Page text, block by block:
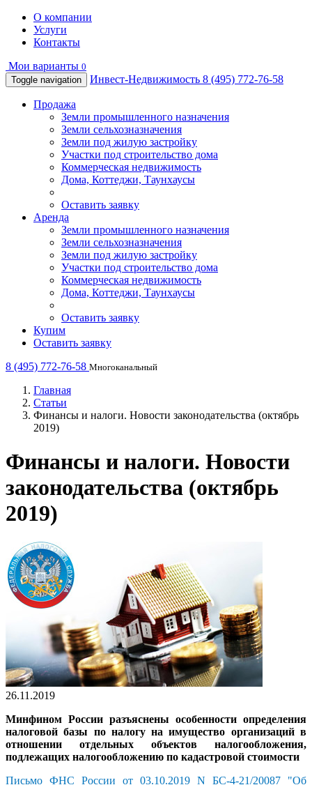
О компании
Услуги
Контакты
Мои варианты 0
Toggle navigation
Инвест-Недвижимость 8 (495) 772-76-58
Продажа
Земли промышленного назначения
Земли сельхозназначения
Земли под жилую застройку
Участки под строительство дома
Коммерческая недвижимость
Дома, Коттеджи, Таунхаусы
Оставить заявку
Аренда
Земли промышленного назначения
Земли сельхозназначения
Земли под жилую застройку
Участки под строительство дома
Коммерческая недвижимость
Дома, Коттеджи, Таунхаусы
Оставить заявку
Купим
Оставить заявку
8 (495) 772-76-58 Многоканальный
Главная
Статьи
Финансы и налоги. Новости законодательства (октябрь
2019)
Финансы и налоги. Новости
законодательства (октябрь
2019)
26.11.2019
Минфином России разъяснены особенности определения
налоговой базы по налогу на имущество организаций в
отношении отдельных объектов налогообложения,
подлежащих налогообложению по кадастровой стоимости
Письмо ФНС России от 03.10.2019 N БС-4-21/20087 "Об